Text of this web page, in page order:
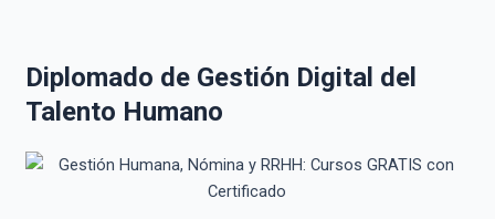
Diplomado de Gestión Digital del
Talento Humano